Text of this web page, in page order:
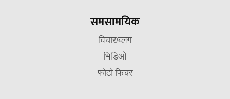
समसामयिक
विचार/ब्लग
भिडिओ
फोटो फिचर